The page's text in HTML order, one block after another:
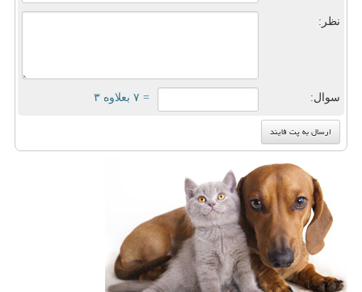
نظر:
سوال: = ۷ بعلاوه ۳